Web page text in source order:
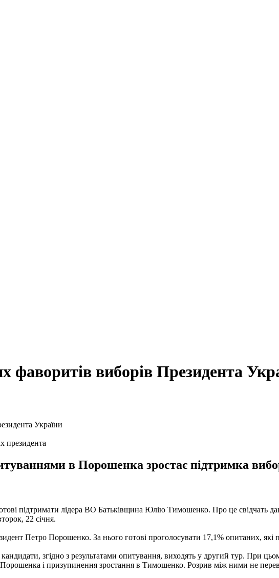
фаворитів виборів Президента
президента
в Порошенка зростає підтримка
підтримати лідера ВО Батьківщина Юлію Тимошенко. Про це свідчать
22 січня.
Петро Порошенко. За нього готові проголосувати 17,1% опитаних, які
згідно з результатами опитування, виходять у другий тур. При
і призупинення зростання в Тимошенко. Розрив між ними не